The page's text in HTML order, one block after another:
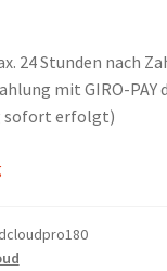
24 Stunden nach
mit GIRO-PAY
sofort erfolgt)